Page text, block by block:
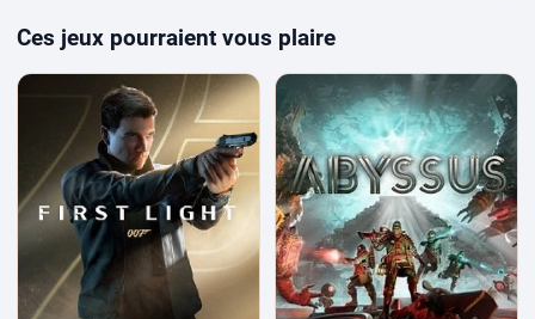
Ces jeux pourraient vous plaire